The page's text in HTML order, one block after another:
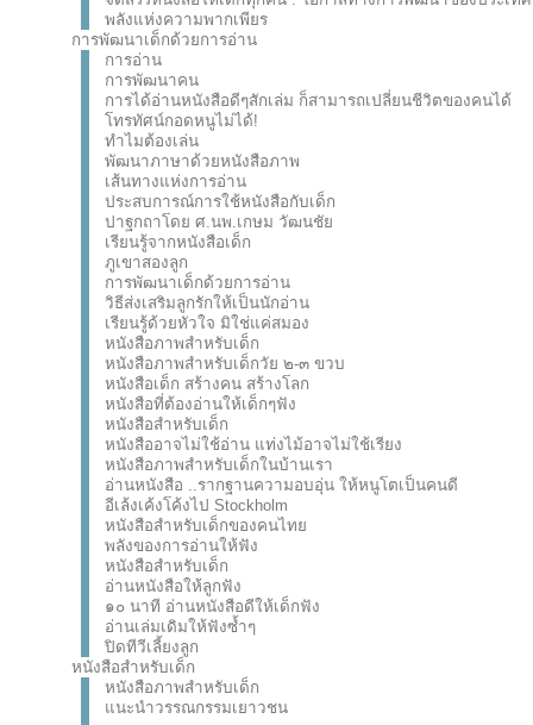
พลังแห่งความพากเพียร
การพัฒนาเด็กด้วยการอ่าน
การอ่าน
การพัฒนาคน
การได้อ่านหนังสือดีๆสักเล่ม ก็สามารถเปลี่ยนชีวิตของคนได้
โทรทัศน์กอดหนูไม่ได้!
ทำไมต้องเล่น
พัฒนาภาษาด้วยหนังสือภาพ
เส้นทางแห่งการอ่าน
ประสบการณ์การใช้หนังสือกับเด็ก
ปาฐกถาโดย ศ.นพ.เกษม วัฒนชัย
เรียนรู้จากหนังสือเด็ก
ภูเขาสองลูก
การพัฒนาเด็กด้วยการอ่าน
วิธีส่งเสริมลูกรักให้เป็นนักอ่าน
เรียนรู้ด้วยหัวใจ มิใช่แค่สมอง
หนังสือภาพสำหรับเด็ก
หนังสือภาพสำหรับเด็กวัย ๒-๓ ขวบ
หนังสือเด็ก สร้างคน สร้างโลก
หนังสือที่ต้องอ่านให้เด็กๆฟัง
หนังสือสำหรับเด็ก
หนังสืออาจไม่ใช้อ่าน แท่งไม้อาจไม่ใช้เรียง
หนังสือภาพสำหรับเด็กในบ้านเรา
อ่านหนังสือ ..รากฐานความอบอุ่น ให้หนูโตเป็นคนดี
อีเล้งเค้งโค้งไป Stockholm
หนังสือสำหรับเด็กของคนไทย
พลังของการอ่านให้ฟัง
หนังสือสำหรับเด็ก
อ่านหนังสือให้ลูกฟัง
๑๐ นาที อ่านหนังสือดีให้เด็กฟัง
อ่านเล่มเดิมให้ฟังซ้ำๆ
ปิดทีวีเลี้ยงลูก
หนังสือสำหรับเด็ก
หนังสือภาพสำหรับเด็ก
แนะนำวรรณกรรมเยาวชน